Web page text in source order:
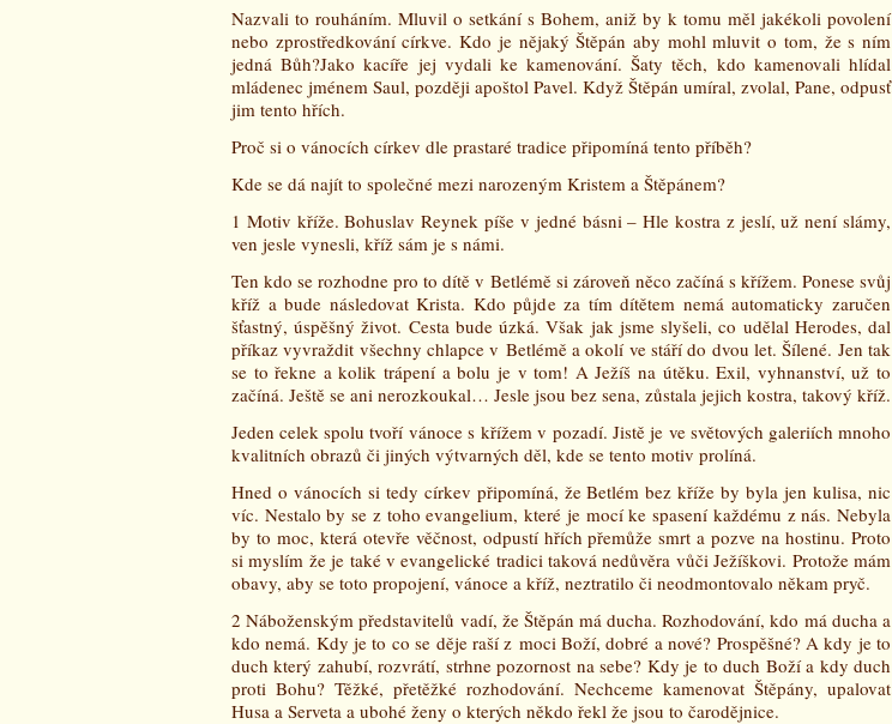
Nazvali to rouháním. Mluvil o setkání s Bohem, aniž by k tomu měl jakékoli povolení
nebo zprostředkování církve. Kdo je nějaký Štěpán aby mohl mluvit o tom, že s ním
jedná Bůh?Jako kacíře jej vydali ke kamenování. Šaty těch, kdo kamenovali hlídal
mládenec jménem Saul, později apoštol Pavel. Když Štěpán umíral, zvolal, Pane, odpusť
jim tento hřích.
Proč si o vánocích církev dle prastaré tradice připomíná tento příběh?
Kde se dá najít to společné mezi narozeným Kristem a Štěpánem?
1 Motiv kříže. Bohuslav Reynek píše v jedné básni – Hle kostra z jeslí, už není slámy,
ven jesle vynesli, kříž sám je s námi.
Ten kdo se rozhodne pro to dítě v Betlémě si zároveň něco začíná s křížem. Ponese svůj
kříž a bude následovat Krista. Kdo půjde za tím dítětem nemá automaticky zaručen
šťastný, úspěšný život. Cesta bude úzká. Však jak jsme slyšeli, co udělal Herodes, dal
příkaz vyvraždit všechny chlapce v Betlémě a okolí ve stáří do dvou let. Šílené. Jen tak
se to řekne a kolik trápení a bolu je v tom! A Ježíš na útěku. Exil, vyhnanství, už to
začíná. Ještě se ani nerozkoukal… Jesle jsou bez sena, zůstala jejich kostra, takový kříž.
Jeden celek spolu tvoří vánoce s křížem v pozadí. Jistě je ve světových galeriích mnoho
kvalitních obrazů či jiných výtvarných děl, kde se tento motiv prolíná.
Hned o vánocích si tedy církev připomíná, že Betlém bez kříže by byla jen kulisa, nic
víc. Nestalo by se z toho evangelium, které je mocí ke spasení každému z nás. Nebyla
by to moc, která otevře věčnost, odpustí hřích přemůže smrt a pozve na hostinu. Proto
si myslím že je také v evangelické tradici taková nedůvěra vůči Ježíškovi. Protože mám
obavy, aby se toto propojení, vánoce a kříž, neztratilo či neodmontovalo někam pryč.
2 Náboženským představitelů vadí, že Štěpán má ducha. Rozhodování, kdo má ducha a
kdo nemá. Kdy je to co se děje raší z moci Boží, dobré a nové? Prospěšné? A kdy je to
duch který zahubí, rozvrátí, strhne pozornost na sebe? Kdy je to duch Boží a kdy duch
proti Bohu? Těžké, přetěžké rozhodování. Nechceme kamenovat Štěpány, upalovat
Husa a Serveta a ubohé ženy o kterých někdo řekl že jsou to čarodějnice.